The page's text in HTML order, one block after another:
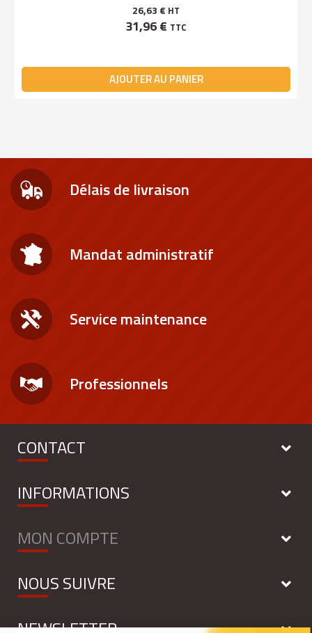
26,63 € HT
31,96 € TTC
AJOUTER AU PANIER
Délais de livraison
Mandat administratif
Service maintenance
Professionnels
CONTACT
INFORMATIONS
MON COMPTE
NOUS SUIVRE
NEWSLETTER